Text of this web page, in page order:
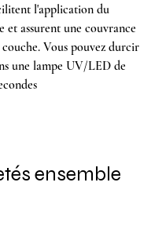
l'application du
et assurent une couvrance
couche. Vous pouvez durcir
une lampe UV/LED de
ensemble